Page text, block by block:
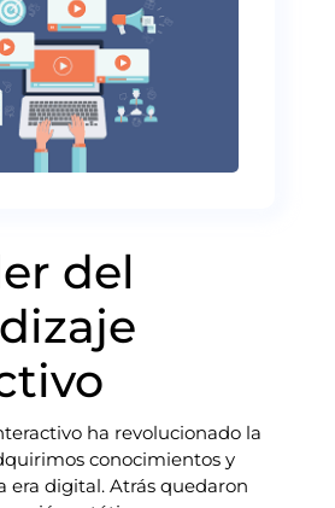
del
ha revolucionado la
conocimientos y
era digital. Atrás quedaron